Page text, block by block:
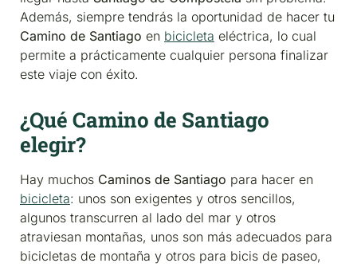
Además, siempre tendrás la oportunidad de hacer tu
Camino de Santiago en bicicleta eléctrica, lo cual
permite a prácticamente cualquier persona finalizar
este viaje con éxito.
¿Qué Camino de Santiago
elegir?
Hay muchos Caminos de Santiago para hacer en
bicicleta: unos son exigentes y otros sencillos,
algunos transcurren al lado del mar y otros
atraviesan montañas, unos son más adecuados para
bicicletas de montaña y otros para bicis de paseo,